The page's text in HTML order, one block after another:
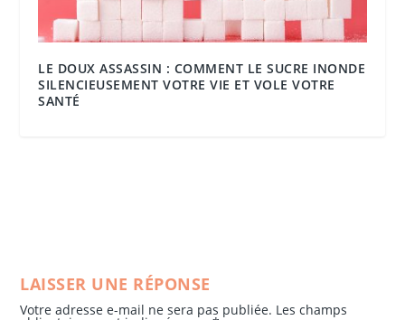
LE DOUX ASSASSIN : COMMENT LE SUCRE INONDE
SILENCIEUSEMENT VOTRE VIE ET VOLE VOTRE
SANTÉ
LAISSER UNE RÉPONSE
Votre adresse e-mail ne sera pas publiée. Les champs